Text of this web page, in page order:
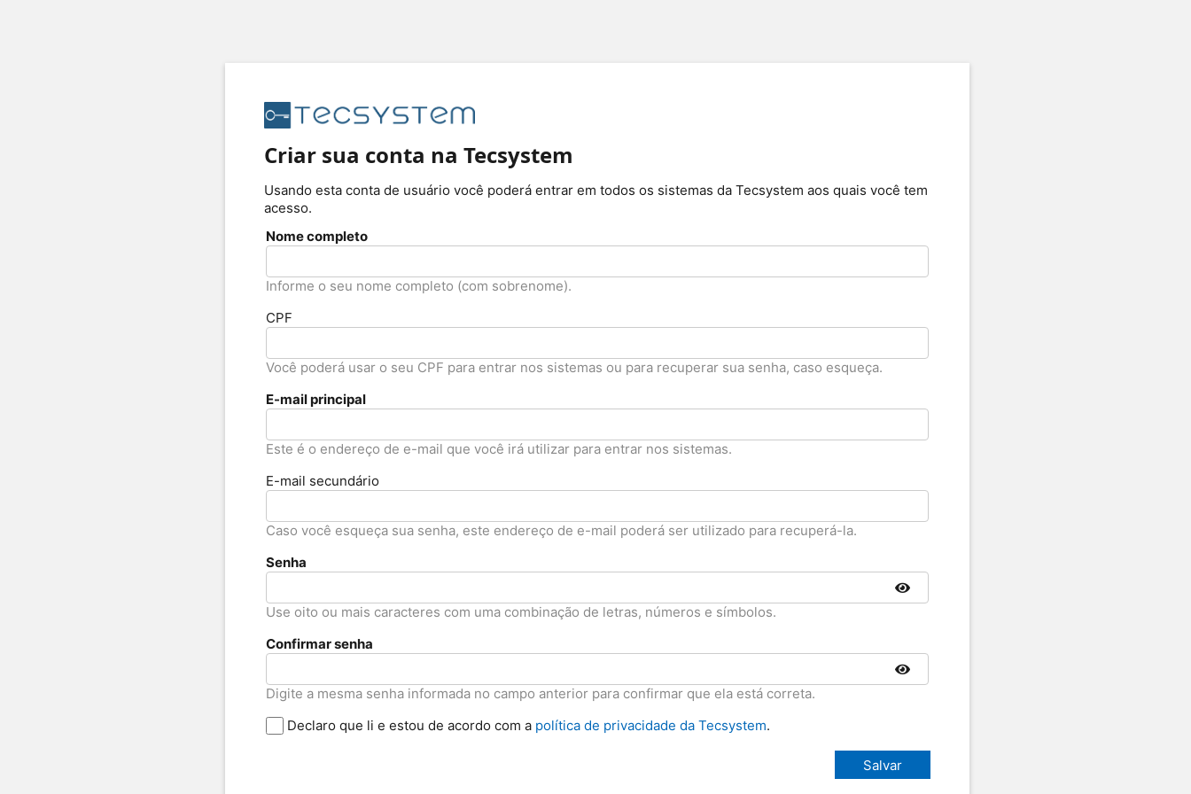
Criar sua conta na Tecsystem
Usando esta conta de usuário você poderá entrar em todos os sistemas da Tecsystem aos quais você tem
acesso.
Nome completo
Informe o seu nome completo (com sobrenome).
CPF
Você poderá usar o seu CPF para entrar nos sistemas ou para recuperar sua senha, caso esqueça.
E-mail principal
Este é o endereço de e-mail que você irá utilizar para entrar nos sistemas.
E-mail secundário
Caso você esqueça sua senha, este endereço de e-mail poderá ser utilizado para recuperá-la.
Senha
Use oito ou mais caracteres com uma combinação de letras, números e símbolos.
Confirmar senha
Digite a mesma senha informada no campo anterior para confirmar que ela está correta.
Declaro que li e estou de acordo com a política de privacidade da Tecsystem.